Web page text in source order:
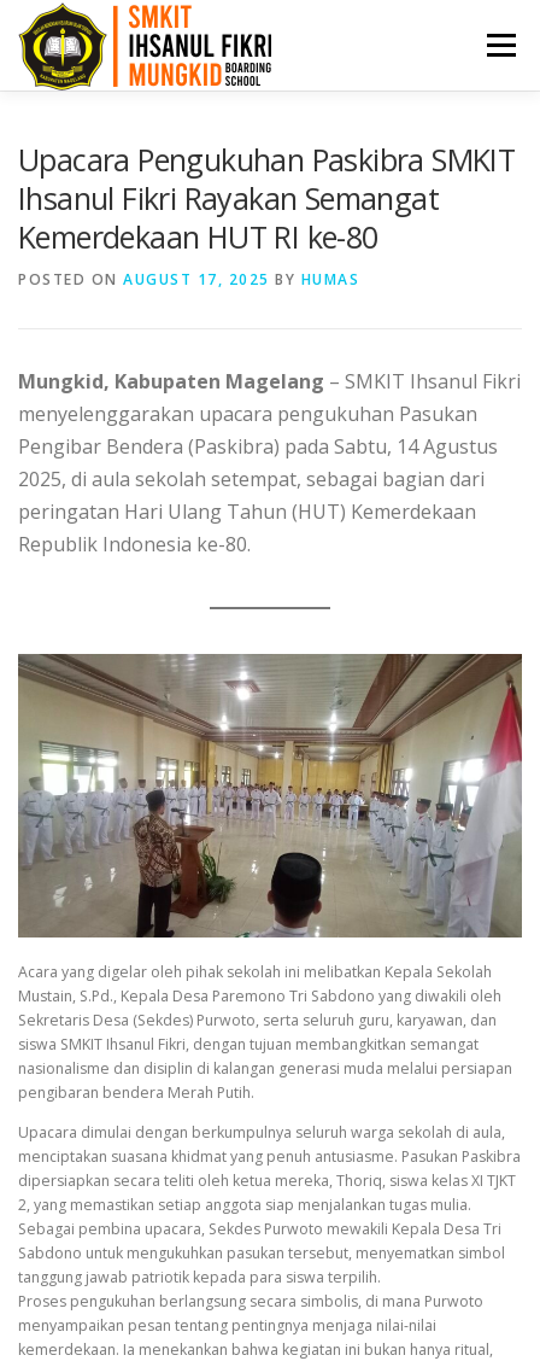
Menu
PRESTASI AKADEMI BKK KONTAK
Upacara Pengukuhan Paskibra SMKIT
Ihsanul Fikri Rayakan Semangat
Kemerdekaan HUT RI ke-80
POSTED ON AUGUST 17, 2025 BY HUMAS
Mungkid, Kabupaten Magelang – SMKIT Ihsanul Fikri
menyelenggarakan upacara pengukuhan Pasukan
Pengibar Bendera (Paskibra) pada Sabtu, 14 Agustus
2025, di aula sekolah setempat, sebagai bagian dari
peringatan Hari Ulang Tahun (HUT) Kemerdekaan
Republik Indonesia ke-80.
Acara yang digelar oleh pihak sekolah ini melibatkan Kepala Sekolah
Mustain, S.Pd., Kepala Desa Paremono Tri Sabdono yang diwakili oleh
Sekretaris Desa (Sekdes) Purwoto, serta seluruh guru, karyawan, dan
siswa SMKIT Ihsanul Fikri, dengan tujuan membangkitkan semangat
nasionalisme dan disiplin di kalangan generasi muda melalui persiapan
pengibaran bendera Merah Putih.
Upacara dimulai dengan berkumpulnya seluruh warga sekolah di aula,
menciptakan suasana khidmat yang penuh antusiasme. Pasukan Paskibra
dipersiapkan secara teliti oleh ketua mereka, Thoriq, siswa kelas XI TJKT
2, yang memastikan setiap anggota siap menjalankan tugas mulia.
Sebagai pembina upacara, Sekdes Purwoto mewakili Kepala Desa Tri
Sabdono untuk mengukuhkan pasukan tersebut, menyematkan simbol
tanggung jawab patriotik kepada para siswa terpilih.
Proses pengukuhan berlangsung secara simbolis, di mana Purwoto
menyampaikan pesan tentang pentingnya menjaga nilai-nilai
kemerdekaan. Ia menekankan bahwa kegiatan ini bukan hanya ritual,